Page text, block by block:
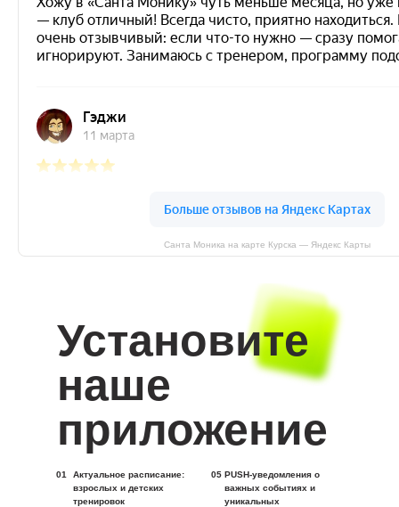
Санта Моника на карте Курска — Яндекс Карты
Установите
наше
приложение
Актуальное расписание:
взрослых и детских
тренировок
PUSH-уведомления о
важных событиях и
уникальных
01 05